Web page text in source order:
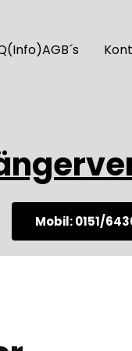
Mobil: 0151/